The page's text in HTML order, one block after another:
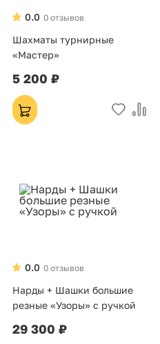
0 отзывов
0.0
Шахматы турнирные
«Мастер»
5 200 ₽
0 отзывов
0.0
Нарды + Шашки большие
резные «Узоры» с ручкой
29 300 ₽